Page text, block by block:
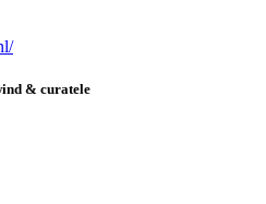
& curatele